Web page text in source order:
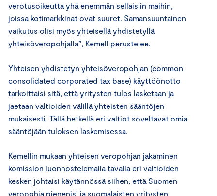
verotusoikeutta yhä enemmän sellaisiin maihin,
joissa kotimarkkinat ovat suuret. Samansuuntainen
vaikutus olisi myös yhteisellä yhdistetyllä
yhteisöveropohjalla”, Kemell perustelee.
Yhteisen yhdistetyn yhteisöveropohjan (common
consolidated corporated tax base) käyttöönotto
tarkoittaisi sitä, että yritysten tulos lasketaan ja
jaetaan valtioiden välillä yhteisten sääntöjen
mukaisesti. Tällä hetkellä eri valtiot soveltavat omia
sääntöjään tuloksen laskemisessa.
Kemellin mukaan yhteisen veropohjan jakaminen
komission luonnostelemalla tavalla eri valtioiden
kesken johtaisi käytännössä siihen, että Suomen
veropohja pienenisi ja suomalaisten yritysten